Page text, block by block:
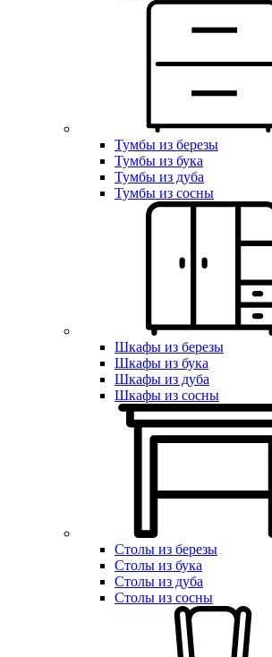
Тумбы из березы
Тумбы из бука
Тумбы из дуба
Тумбы из сосны
Шкафы из березы
Шкафы из бука
Шкафы из дуба
Шкафы из сосны
Столы из березы
Столы из бука
Столы из дуба
Столы из сосны